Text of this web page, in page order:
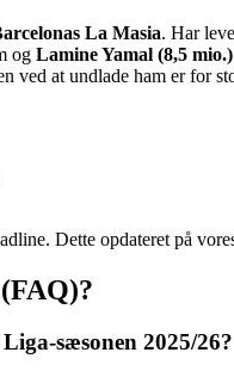
La Masia. Har
og Lamine Yamal (8,5 mio.)
ved at undlade ham er for
Dette opdateret på
sæsonen 2025/26?